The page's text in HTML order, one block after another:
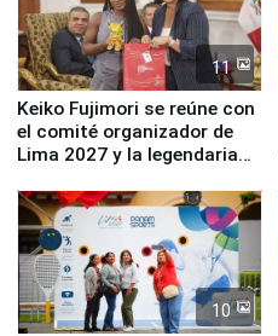
11
Keiko Fujimori se reúne con
el comité organizador de
Lima 2027 y la legendaria
10